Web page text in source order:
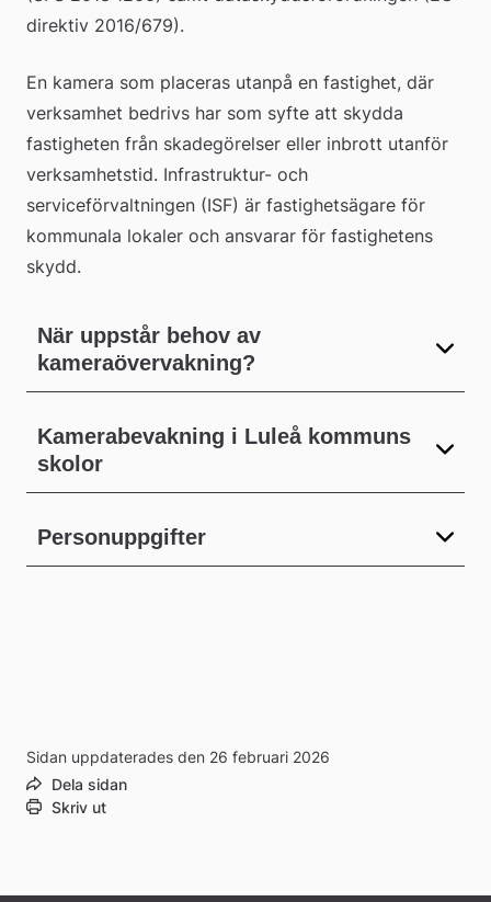
direktiv 2016/679).
En kamera som placeras utanpå en fastighet, där
verksamhet bedrivs har som syfte att skydda
fastigheten från skadegörelser eller inbrott utanför
verksamhetstid. Infrastruktur- och
serviceförvaltningen (ISF) är fastighetsägare för
kommunala lokaler och ansvarar för fastighetens
skydd.
När uppstår behov av
kameraövervakning?
Kamerabevakning i Luleå kommuns
skolor
Personuppgifter
Sidan uppdaterades den 26 februari 2026
Dela sidan
Skriv ut